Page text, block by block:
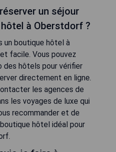
un séjour
à Oberstdorf ?
un boutique hôtel à
facile. Vous pouvez
hôtels pour vérifier
directement en ligne.
les agences de
les voyages de luxe qui
recommander et de
hôtel idéal pour